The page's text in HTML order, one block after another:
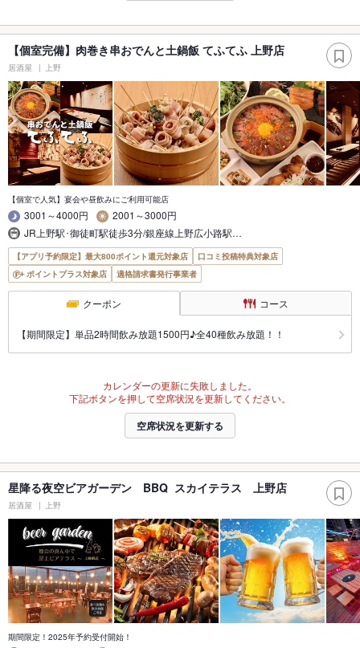
【個室完備】肉巻き串おでんと土鍋飯 てふてふ 上野店
居酒屋 上野
【個室で人気】宴会や昼飲みにご利用可能店
3001～4000円
2001～3000円
JR上野駅･御徒町駅徒歩3分/銀座線上野広小路駅…
【アプリ予約限定】最大800ポイント還元対象店
口コミ投稿特典対象店
ポイントプラス対象店
適格請求書発行事業者
クーポン コース
【期間限定】単品2時間飲み放題1500円♪全40種飲み放題！！
カレンダーの更新に失敗しました。
下記ボタンを押して空席状況を更新してください。
空席状況を更新する
星降る夜空ビアガーデン BBQ スカイテラス 上野店
居酒屋 上野
期間限定！2025年予約受付開始！